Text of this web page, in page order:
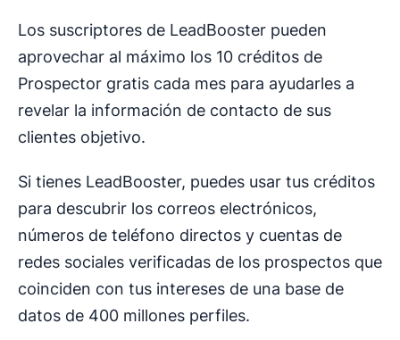
Los suscriptores de LeadBooster pueden
aprovechar al máximo los 10 créditos de
Prospector gratis cada mes para ayudarles a
revelar la información de contacto de sus
clientes objetivo.
Si tienes LeadBooster, puedes usar tus créditos
para descubrir los correos electrónicos,
números de teléfono directos y cuentas de
redes sociales verificadas de los prospectos que
coinciden con tus intereses de una base de
datos de 400 millones perfiles.